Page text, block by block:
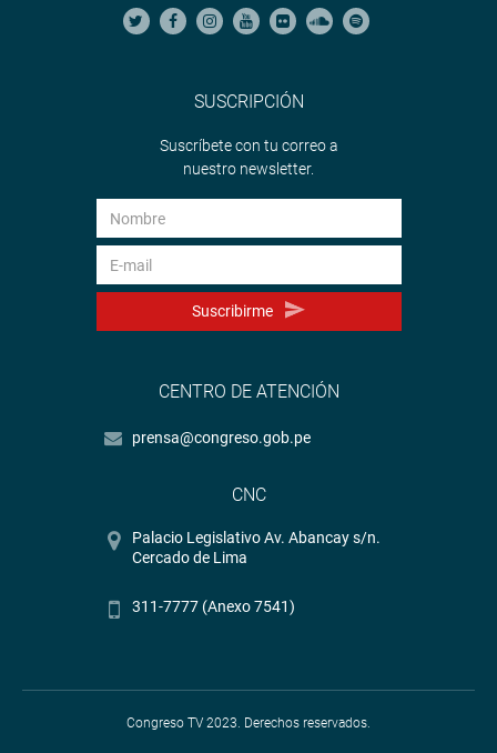
SUSCRIPCIÓN
Suscríbete con tu correo a
nuestro newsletter.
Suscribirme
CENTRO DE ATENCIÓN
prensa@congreso.gob.pe
CNC
Palacio Legislativo Av. Abancay s/n.
Cercado de Lima
311-7777 (Anexo 7541)
Congreso TV 2023. Derechos reservados.